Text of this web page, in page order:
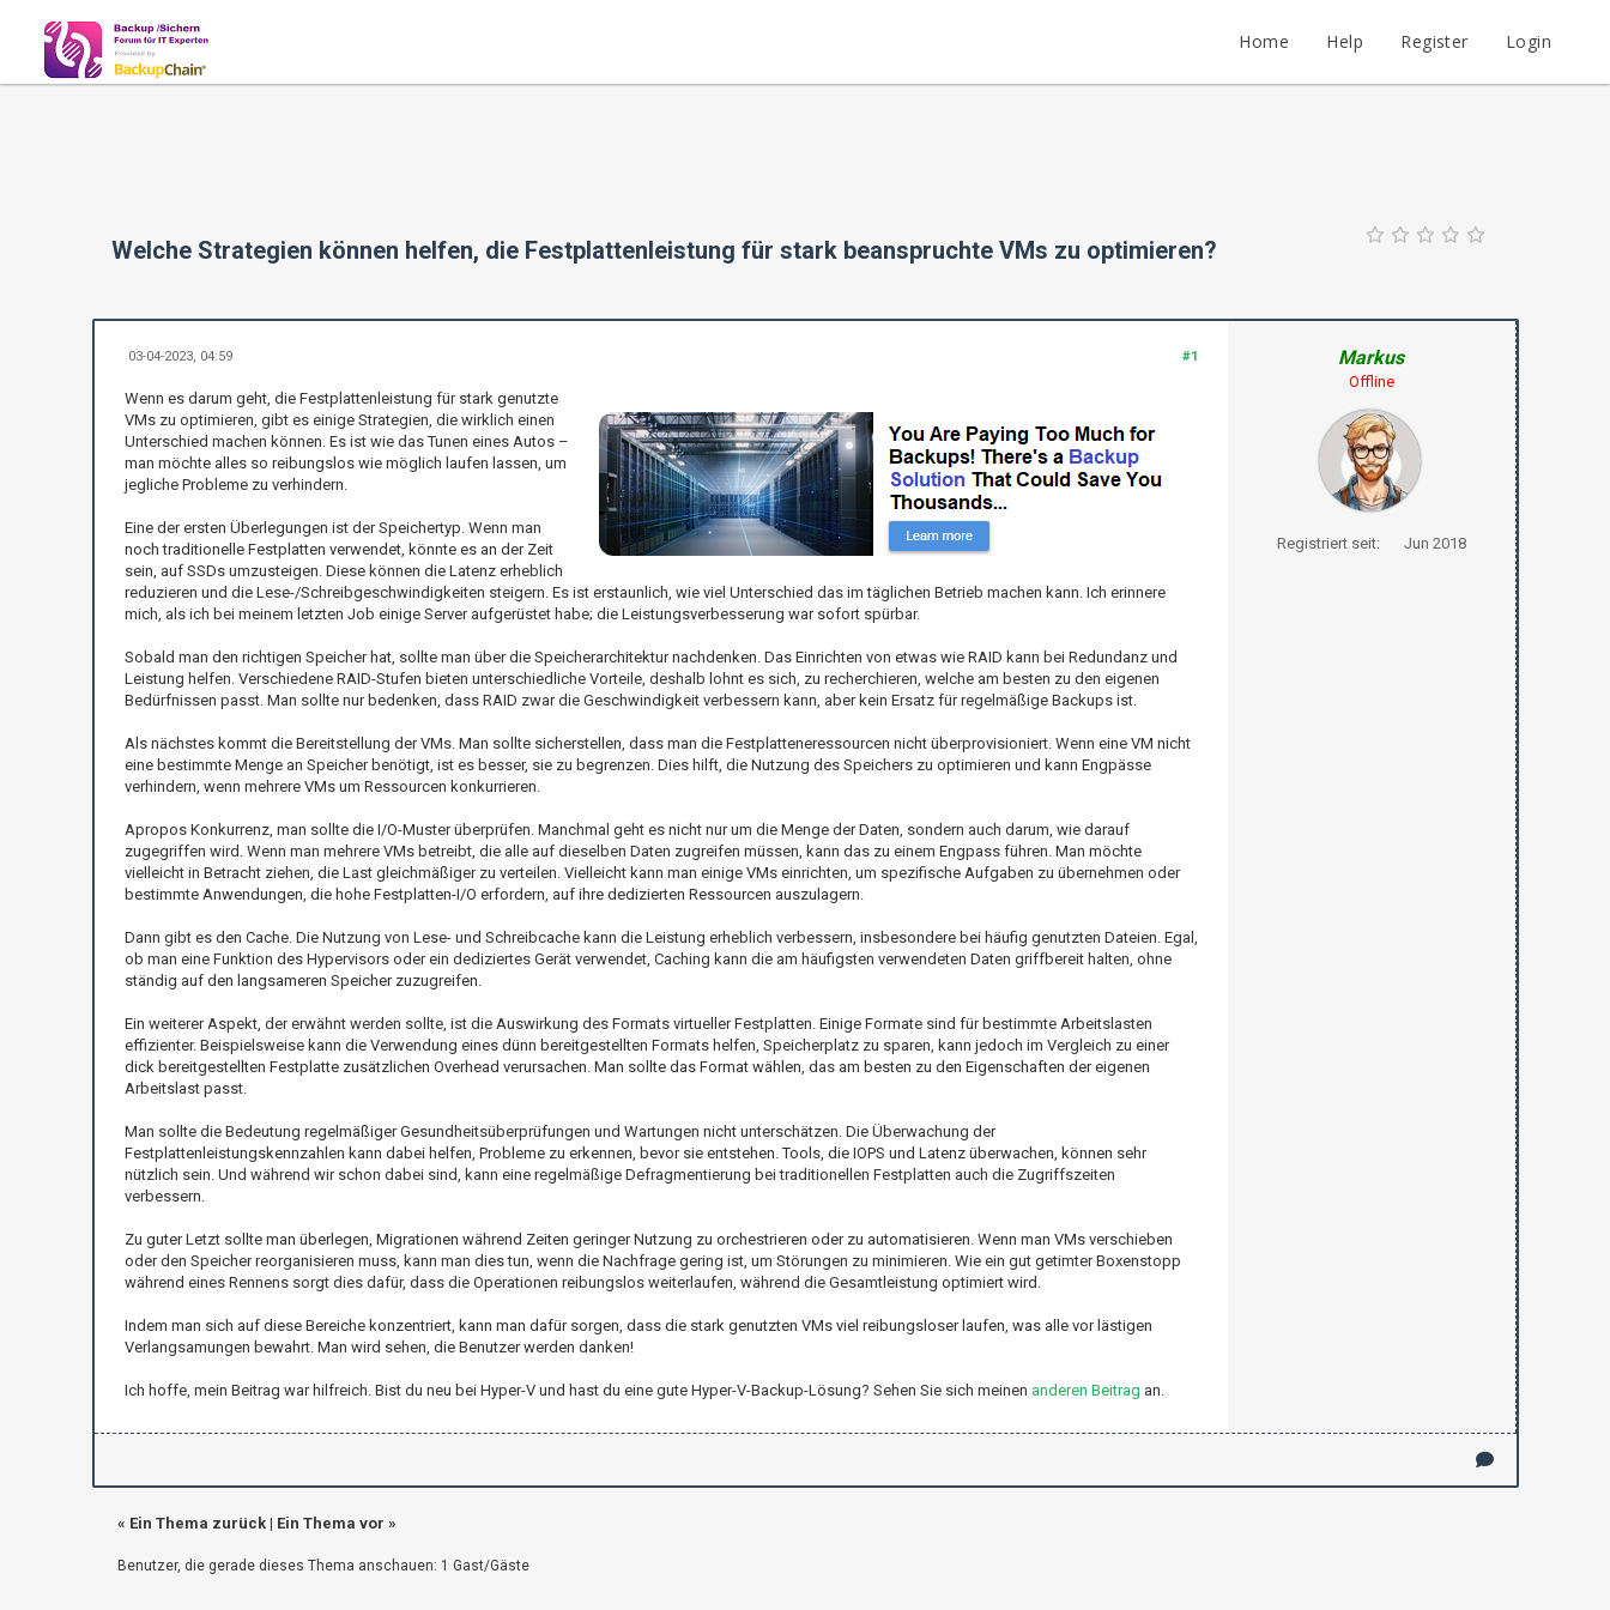
Home Help Register Login
Welche Strategien können helfen, die Festplattenleistung für stark beanspruchte VMs zu optimieren?
#1
03-04-2023, 04:59
Wenn es darum geht, die Festplattenleistung für stark genutzte
VMs zu optimieren, gibt es einige Strategien, die wirklich einen
Unterschied machen können. Es ist wie das Tunen eines Autos –
man möchte alles so reibungslos wie möglich laufen lassen, um
jegliche Probleme zu verhindern.
Eine der ersten Überlegungen ist der Speichertyp. Wenn man
noch traditionelle Festplatten verwendet, könnte es an der Zeit
sein, auf SSDs umzusteigen. Diese können die Latenz erheblich
reduzieren und die Lese-/Schreibgeschwindigkeiten steigern. Es ist erstaunlich, wie viel Unterschied das im täglichen Betrieb machen kann. Ich erinnere
mich, als ich bei meinem letzten Job einige Server aufgerüstet habe; die Leistungsverbesserung war sofort spürbar.
Sobald man den richtigen Speicher hat, sollte man über die Speicherarchitektur nachdenken. Das Einrichten von etwas wie RAID kann bei Redundanz und
Leistung helfen. Verschiedene RAID-Stufen bieten unterschiedliche Vorteile, deshalb lohnt es sich, zu recherchieren, welche am besten zu den eigenen
Bedürfnissen passt. Man sollte nur bedenken, dass RAID zwar die Geschwindigkeit verbessern kann, aber kein Ersatz für regelmäßige Backups ist.
Als nächstes kommt die Bereitstellung der VMs. Man sollte sicherstellen, dass man die Festplatteneressourcen nicht überprovisioniert. Wenn eine VM nicht
eine bestimmte Menge an Speicher benötigt, ist es besser, sie zu begrenzen. Dies hilft, die Nutzung des Speichers zu optimieren und kann Engpässe
verhindern, wenn mehrere VMs um Ressourcen konkurrieren.
Apropos Konkurrenz, man sollte die I/O-Muster überprüfen. Manchmal geht es nicht nur um die Menge der Daten, sondern auch darum, wie darauf
zugegriffen wird. Wenn man mehrere VMs betreibt, die alle auf dieselben Daten zugreifen müssen, kann das zu einem Engpass führen. Man möchte
vielleicht in Betracht ziehen, die Last gleichmäßiger zu verteilen. Vielleicht kann man einige VMs einrichten, um spezifische Aufgaben zu übernehmen oder
bestimmte Anwendungen, die hohe Festplatten-I/O erfordern, auf ihre dedizierten Ressourcen auszulagern.
Dann gibt es den Cache. Die Nutzung von Lese- und Schreibcache kann die Leistung erheblich verbessern, insbesondere bei häufig genutzten Dateien. Egal,
ob man eine Funktion des Hypervisors oder ein dediziertes Gerät verwendet, Caching kann die am häufigsten verwendeten Daten griffbereit halten, ohne
ständig auf den langsameren Speicher zuzugreifen.
Ein weiterer Aspekt, der erwähnt werden sollte, ist die Auswirkung des Formats virtueller Festplatten. Einige Formate sind für bestimmte Arbeitslasten
effizienter. Beispielsweise kann die Verwendung eines dünn bereitgestellten Formats helfen, Speicherplatz zu sparen, kann jedoch im Vergleich zu einer
dick bereitgestellten Festplatte zusätzlichen Overhead verursachen. Man sollte das Format wählen, das am besten zu den Eigenschaften der eigenen
Arbeitslast passt.
Man sollte die Bedeutung regelmäßiger Gesundheitsüberprüfungen und Wartungen nicht unterschätzen. Die Überwachung der
Festplattenleistungskennzahlen kann dabei helfen, Probleme zu erkennen, bevor sie entstehen. Tools, die IOPS und Latenz überwachen, können sehr
nützlich sein. Und während wir schon dabei sind, kann eine regelmäßige Defragmentierung bei traditionellen Festplatten auch die Zugriffszeiten
verbessern.
Zu guter Letzt sollte man überlegen, Migrationen während Zeiten geringer Nutzung zu orchestrieren oder zu automatisieren. Wenn man VMs verschieben
oder den Speicher reorganisieren muss, kann man dies tun, wenn die Nachfrage gering ist, um Störungen zu minimieren. Wie ein gut getimter Boxenstopp
während eines Rennens sorgt dies dafür, dass die Operationen reibungslos weiterlaufen, während die Gesamtleistung optimiert wird.
Indem man sich auf diese Bereiche konzentriert, kann man dafür sorgen, dass die stark genutzten VMs viel reibungsloser laufen, was alle vor lästigen
Verlangsamungen bewahrt. Man wird sehen, die Benutzer werden danken!
Ich hoffe, mein Beitrag war hilfreich. Bist du neu bei Hyper-V und hast du eine gute Hyper-V-Backup-Lösung? Sehen Sie sich meinen anderen Beitrag an.
Markus
Offline
Registriert seit: Jun 2018
« Ein Thema zurück| Ein Thema vor »
Benutzer, die gerade dieses Thema anschauen: 1 Gast/Gäste